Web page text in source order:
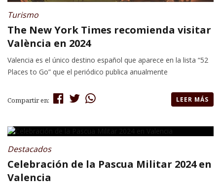
Turismo
The New York Times recomienda visitar
València en 2024
Valencia es el único destino español que aparece en la lista “52
Places to Go” que el periódico publica anualmente
Compartir en: LEER MÁS
Destacados
Celebración de la Pascua Militar 2024 en
Valencia